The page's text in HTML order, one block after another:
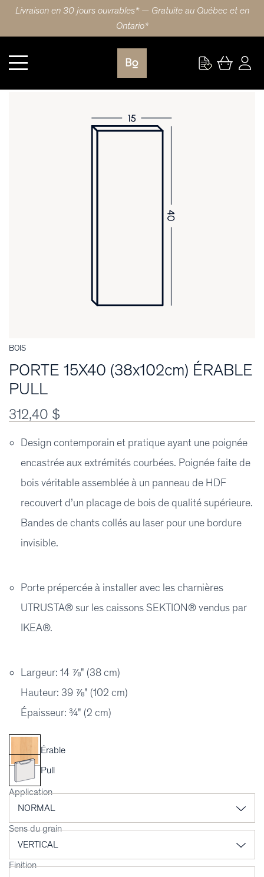
Livraison en 30 jours ouvrables* — Gratuite au Québec et en
Ontario*
Cuisine PORTE 15X40 (38x102cm) ÉRABLE PULL
BOIS
PORTE 15X40 (38x102cm) ÉRABLE
PULL
312,40 $
Design contemporain et pratique ayant une poignée
encastrée aux extrémités courbées. Poignée faite de
bois véritable assemblée à un panneau de HDF
recouvert d’un placage de bois de qualité supérieure.
Bandes de chants collés au laser pour une bordure
invisible.
Porte prépercée à installer avec les charnières
UTRUSTA® sur les caissons SEKTION® vendus par
IKEA®.
Largeur: 14 ⅞" (38 cm)
Hauteur: 39 ⅞" (102 cm)
Épaisseur: ¾" (2 cm)
Érable
Pull
Application
Sens du grain
Finition